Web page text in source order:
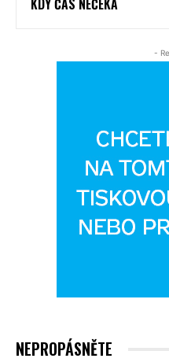
KDY ČAS NEČEKÁ
-
NEPROPÁSNĚTE